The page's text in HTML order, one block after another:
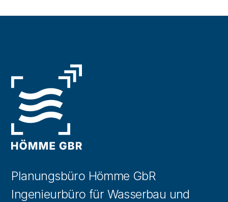
Planungsbüro Hömme GbR
Ingenieurbüro für Wasserbau und